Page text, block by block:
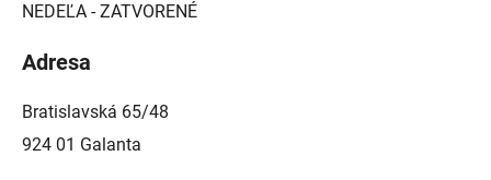
NEDEĽA - ZATVORENÉ
Adresa
Bratislavská 65/48
924 01 Galanta